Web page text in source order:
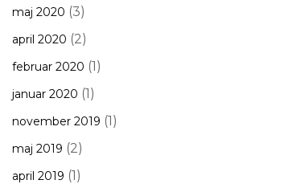
maj 2020 (3)
april 2020 (2)
februar 2020 (1)
januar 2020 (1)
november 2019 (1)
maj 2019 (2)
april 2019 (1)